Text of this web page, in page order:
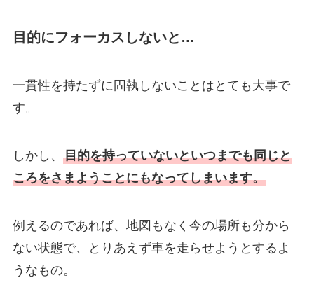
目的にフォーカスしないと…
一貫性を持たずに固執しないことはとても大事で
す。
しかし、 目的を持っていないといつまでも同じと
ころをさまようことにもなってしまいます。
例えるのであれば、地図もなく今の場所も分から
ない状態で、とりあえず車を走らせようとするよ
うなもの。